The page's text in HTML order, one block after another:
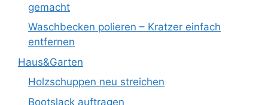
gemacht
Waschbecken polieren – Kratzer einfach
entfernen
Haus&Garten
Holzschuppen neu streichen
Bootslack auftragen